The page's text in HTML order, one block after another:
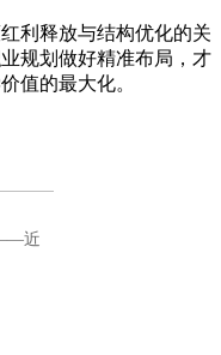
利释放与结构优化的关
规划做好精准布局，才
值的最大化。